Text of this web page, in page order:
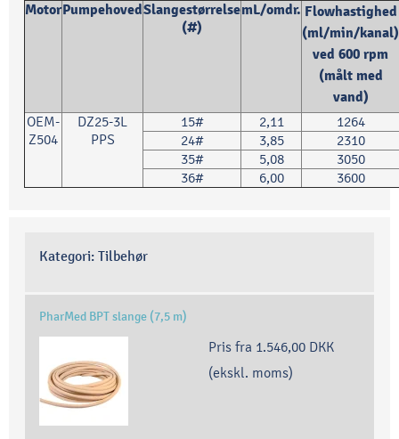
MotorPumpehovedSlangestørrelse
(#)
mL/omdr. Flowhastighed
(ml/min/kanal)
ved 600 rpm
(målt med
vand)
OEM-
Z504
DZ25-3L
PPS
15# 2,11
1264
24#
3,85
2310
35#
5,08
3050
36#
6,00 3600
Kategori: Tilbehør
PharMed BPT slange (7,5 m)
Pris fra 1.546,00 DKK
(ekskl. moms)